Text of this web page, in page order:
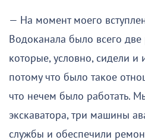
— На момент моего
Водоканала было всего
которые, условно, сидели
потому что было такое
что нечем было работать.
экскаватора, три машины
службы и обеспечили